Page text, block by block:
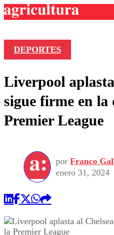
Frecuencias
Agricultura TV
Deportes
Colo Colo
Seleccion
Torneo
Entretención
Economía
Internacional
Publicaciones
Opinión
DEPORTES
Liverpool
sigue firme en la
Premier League
por Franco
enero 31, 2024